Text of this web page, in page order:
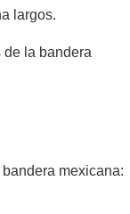
largos.
la bandera
mexicana: